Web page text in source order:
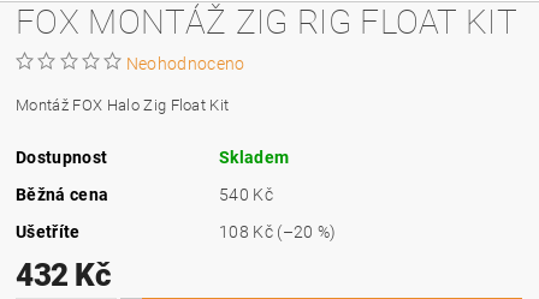
FOX MONTÁŽ ZIG RIG FLOAT KIT
Neohodnoceno
Montáž FOX Halo Zig Float Kit
Dostupnost
Skladem
Běžná cena
540 Kč
Ušetříte
108 Kč (–20 %)
432 Kč